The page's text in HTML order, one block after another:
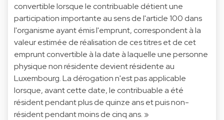
convertible lorsque le contribuable détient une
participation importante au sens de l'article 100 dans
l'organisme ayant émis l'emprunt, correspondent à la
valeur estimée de réalisation de ces titres et de cet
emprunt convertible à la date à laquelle une personne
physique non résidente devient résidente au
Luxembourg. La dérogation n'est pas applicable
lorsque, avant cette date, le contribuable a été
résident pendant plus de quinze ans et puis non-
résident pendant moins de cinq ans. »